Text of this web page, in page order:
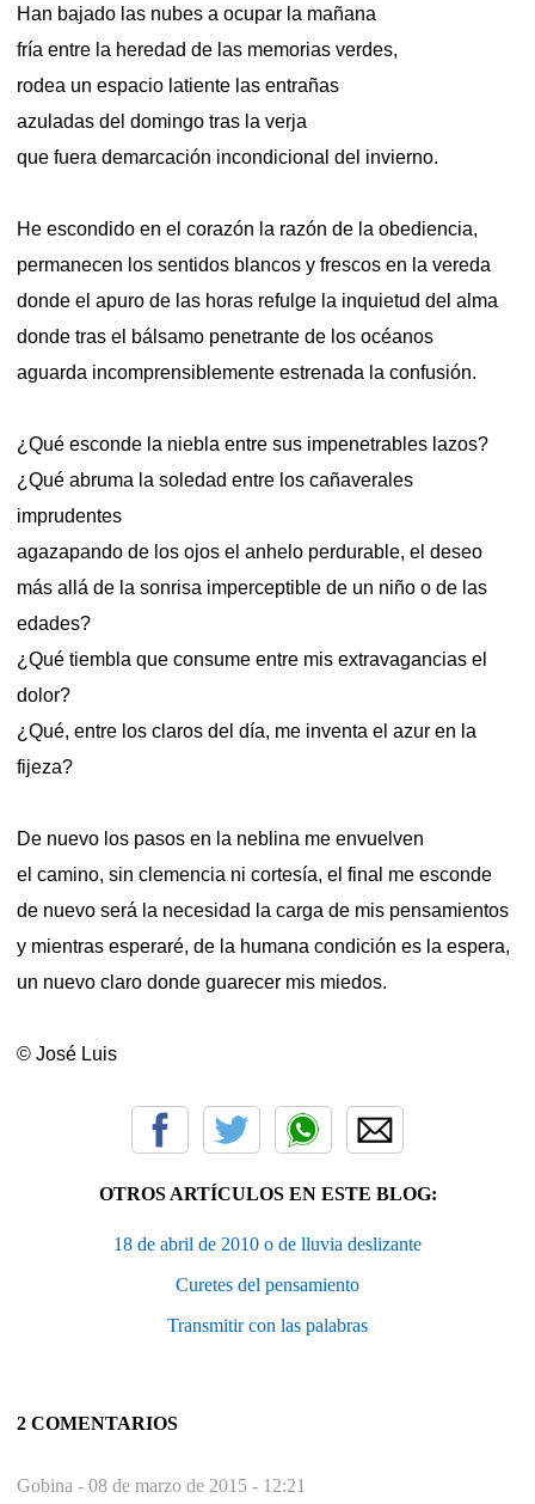
Han bajado las nubes a ocupar la mañana
fría entre la heredad de las memorias verdes,
rodea un espacio latiente las entrañas
azuladas del domingo tras la verja
que fuera demarcación incondicional del invierno.
He escondido en el corazón la razón de la obediencia,
permanecen los sentidos blancos y frescos en la vereda
donde el apuro de las horas refulge la inquietud del alma
donde tras el bálsamo penetrante de los océanos
aguarda incomprensiblemente estrenada la confusión.
¿Qué esconde la niebla entre sus impenetrables lazos?
¿Qué abruma la soledad entre los cañaverales
imprudentes
agazapando de los ojos el anhelo perdurable, el deseo
más allá de la sonrisa imperceptible de un niño o de las
edades?
¿Qué tiembla que consume entre mis extravagancias el
dolor?
¿Qué, entre los claros del día, me inventa el azur en la
fijeza?
De nuevo los pasos en la neblina me envuelven
el camino, sin clemencia ni cortesía, el final me esconde
de nuevo será la necesidad la carga de mis pensamientos
y mientras esperaré, de la humana condición es la espera,
un nuevo claro donde guarecer mis miedos.
© José Luis
OTROS ARTÍCULOS EN ESTE BLOG:
18 de abril de 2010 o de lluvia deslizante
Curetes del pensamiento
Transmitir con las palabras
2 COMENTARIOS
Gobina - 08 de marzo de 2015 - 12:21